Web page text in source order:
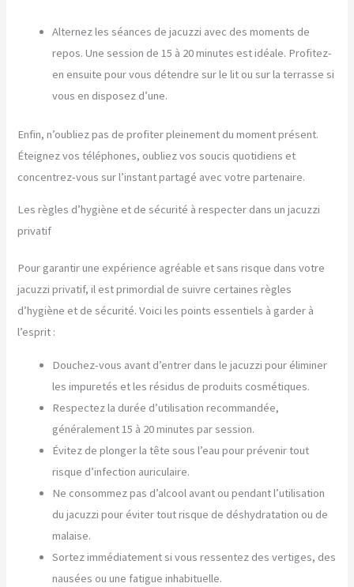
Alternez les séances de jacuzzi avec des moments de
repos. Une session de 15 à 20 minutes est idéale. Profitez-
en ensuite pour vous détendre sur le lit ou sur la terrasse si
vous en disposez d’une.
Enfin, n’oubliez pas de profiter pleinement du moment présent.
Éteignez vos téléphones, oubliez vos soucis quotidiens et
concentrez-vous sur l’instant partagé avec votre partenaire.
Les règles d’hygiène et de sécurité à respecter dans un jacuzzi
privatif
Pour garantir une expérience agréable et sans risque dans votre
jacuzzi privatif, il est primordial de suivre certaines règles
d’hygiène et de sécurité. Voici les points essentiels à garder à
l’esprit :
Douchez-vous avant d’entrer dans le jacuzzi pour éliminer
les impuretés et les résidus de produits cosmétiques.
Respectez la durée d’utilisation recommandée,
généralement 15 à 20 minutes par session.
Évitez de plonger la tête sous l’eau pour prévenir tout
risque d’infection auriculaire.
Ne consommez pas d’alcool avant ou pendant l’utilisation
du jacuzzi pour éviter tout risque de déshydratation ou de
malaise.
Sortez immédiatement si vous ressentez des vertiges, des
nausées ou une fatigue inhabituelle.